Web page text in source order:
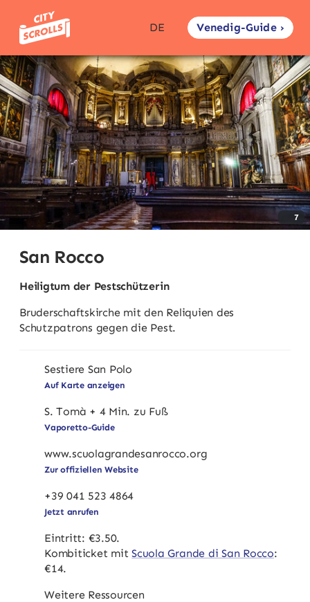
DE Venedig-Guide ›
7
San Rocco
Heiligtum der Pestschützerin
Bruderschaftskirche mit den Reliquien des
Schutzpatrons gegen die Pest.
Sestiere San Polo
Auf Karte anzeigen
S. Tomà + 4 Min. zu Fuß
Vaporetto-Guide
www.scuolagrandesanrocco.org
Zur offiziellen Website
+39 041 523 4864
Jetzt anrufen
Eintritt: €3.50.
Kombiticket mitScuola Grande di San Rocco:
€14.
Weitere Ressourcen